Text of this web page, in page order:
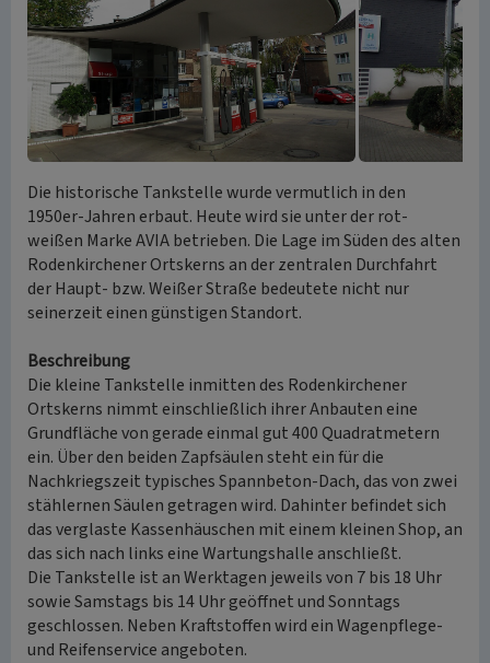
Die historische Tankstelle wurde vermutlich in den
1950er-Jahren erbaut. Heute wird sie unter der rot-
weißen Marke AVIA betrieben. Die Lage im Süden des alten
Rodenkirchener Ortskerns an der zentralen Durchfahrt
der Haupt- bzw. Weißer Straße bedeutete nicht nur
seinerzeit einen günstigen Standort.
Beschreibung
Die kleine Tankstelle inmitten des Rodenkirchener
Ortskerns nimmt einschließlich ihrer Anbauten eine
Grundfläche von gerade einmal gut 400 Quadratmetern
ein. Über den beiden Zapfsäulen steht ein für die
Nachkriegszeit typisches Spannbeton-Dach, das von zwei
stählernen Säulen getragen wird. Dahinter befindet sich
das verglaste Kassenhäuschen mit einem kleinen Shop, an
das sich nach links eine Wartungshalle anschließt.
Die Tankstelle ist an Werktagen jeweils von 7 bis 18 Uhr
sowie Samstags bis 14 Uhr geöffnet und Sonntags
geschlossen. Neben Kraftstoffen wird ein Wagenpflege-
und Reifenservice angeboten.